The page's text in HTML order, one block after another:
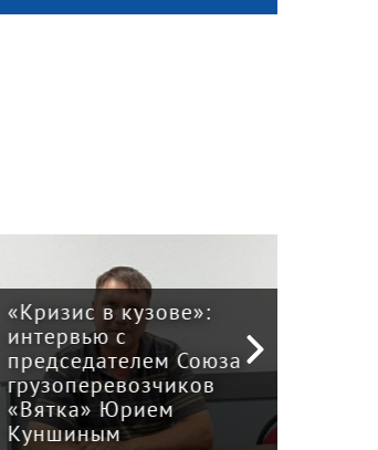
«Кризис в кузове»:
интервью с
председателем Союза
грузоперевозчиков
«Вятка» Юрием
Куншиным